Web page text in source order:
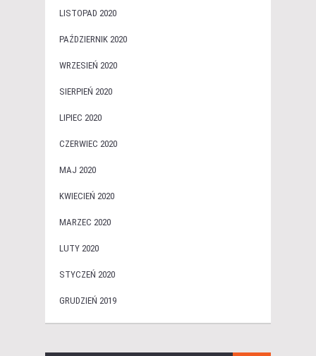
LISTOPAD 2020
PAŹDZIERNIK 2020
WRZESIEŃ 2020
SIERPIEŃ 2020
LIPIEC 2020
CZERWIEC 2020
MAJ 2020
KWIECIEŃ 2020
MARZEC 2020
LUTY 2020
STYCZEŃ 2020
GRUDZIEŃ 2019